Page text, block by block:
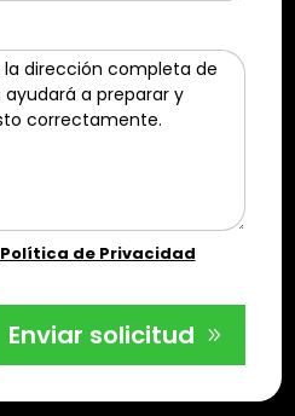
Política de Privacidad
Enviar solicitud